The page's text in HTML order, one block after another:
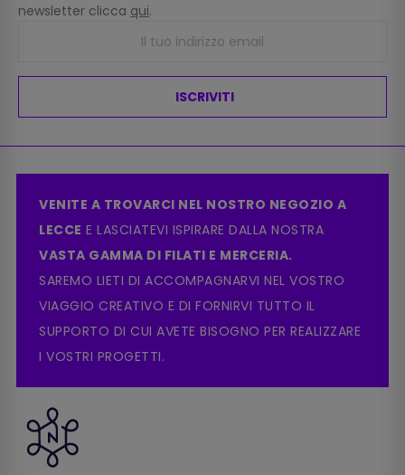
newsletter clicca qui.
ISCRIVITI
VENITE A TROVARCI NEL NOSTRO NEGOZIO A
LECCE E LASCIATEVI ISPIRARE DALLA NOSTRA
VASTA GAMMA DI FILATI E MERCERIA.
SAREMO LIETI DI ACCOMPAGNARVI NEL VOSTRO
VIAGGIO CREATIVO E DI FORNIRVI TUTTO IL
SUPPORTO DI CUI AVETE BISOGNO PER REALIZZARE
I VOSTRI PROGETTI.